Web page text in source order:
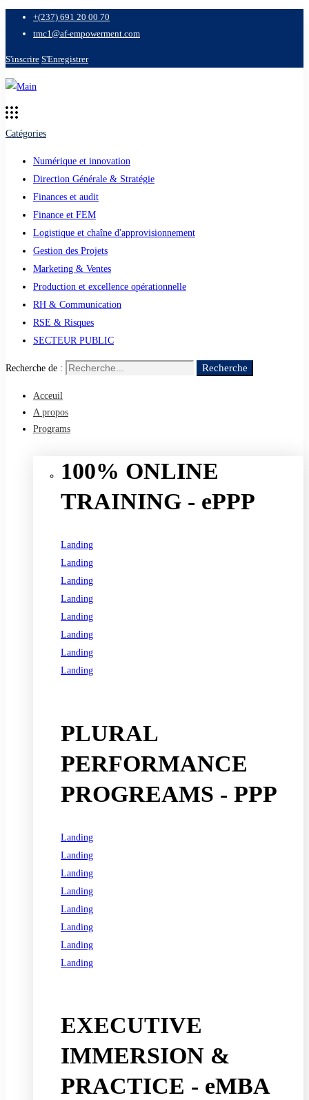
+(237) 691 20 00 70
tmc1@af-empowerment.com
S'inscrire S'Enregistrer
Catégories
Numérique et innovation
Direction Générale & Stratégie
Finances et audit
Finance et FEM
Logistique et chaîne d'approvisionnement
Gestion des Projets
Marketing & Ventes
Production et excellence opérationnelle
RH & Communication
RSE & Risques
SECTEUR PUBLIC
Recherche de : Recherche
Acceuil
A propos
Programs
100% ONLINE
TRAINING - ePPP
Landing
Landing
Landing
Landing
Landing
Landing
Landing
Landing
PLURAL
PERFORMANCE
PROGREAMS - PPP
Landing
Landing
Landing
Landing
Landing
Landing
Landing
Landing
EXECUTIVE
IMMERSION &
PRACTICE - eMBA